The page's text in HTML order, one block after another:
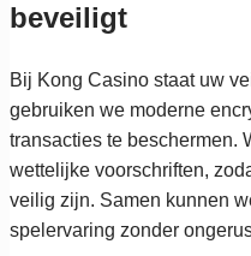
beveiligt
Bij Kong Casino staat uw
gebruiken we moderne
transacties te beschermen.
wettelijke voorschriften,
veilig zijn. Samen kunnen
spelervaring zonder